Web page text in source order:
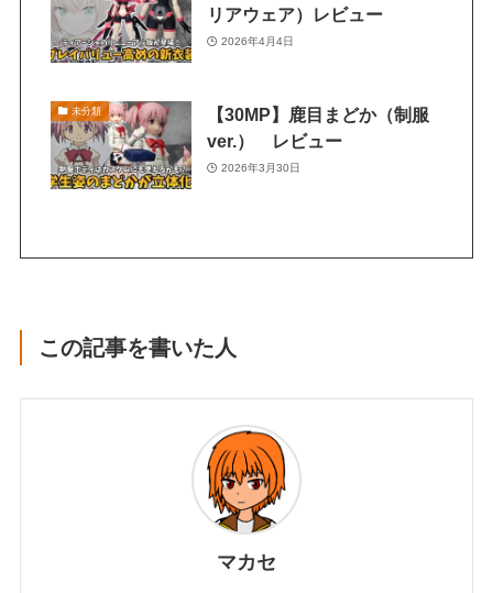
リアウェア）レビュー
2026年4月4日
未分類
【30MP】鹿目まどか（制服
ver.） レビュー
2026年3月30日
この記事を書いた人
マカセ